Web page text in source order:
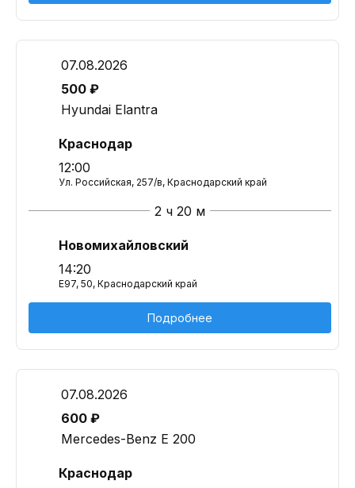
07.08.2026
500 ₽
Hyundai Elantra
Краснодар
12:00
Ул. Российская, 257/в, Краснодарский край
2 ч 20 м
Новомихайловский
14:20
E97, 50, Краснодарский край
Подробнее
07.08.2026
600 ₽
Mercedes-Benz E 200
Краснодар